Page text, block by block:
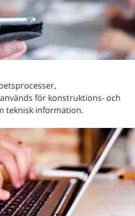
för konstruktions- och
teknisk information.